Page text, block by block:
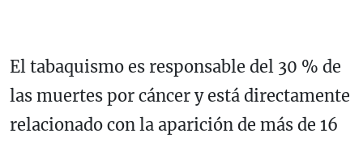
El tabaquismo es responsable del 30 % de
las muertes por cáncer y está directamente
relacionado con la aparición de más de 16